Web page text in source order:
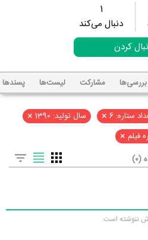
1
دنبال می‌کند
کردن
بررسی‌ها مشارکت لیست‌ها پسند‌ها
ستاره: 6 × سال تولید: 1390 ×
فیلم ×
(0)
ننوشته است.